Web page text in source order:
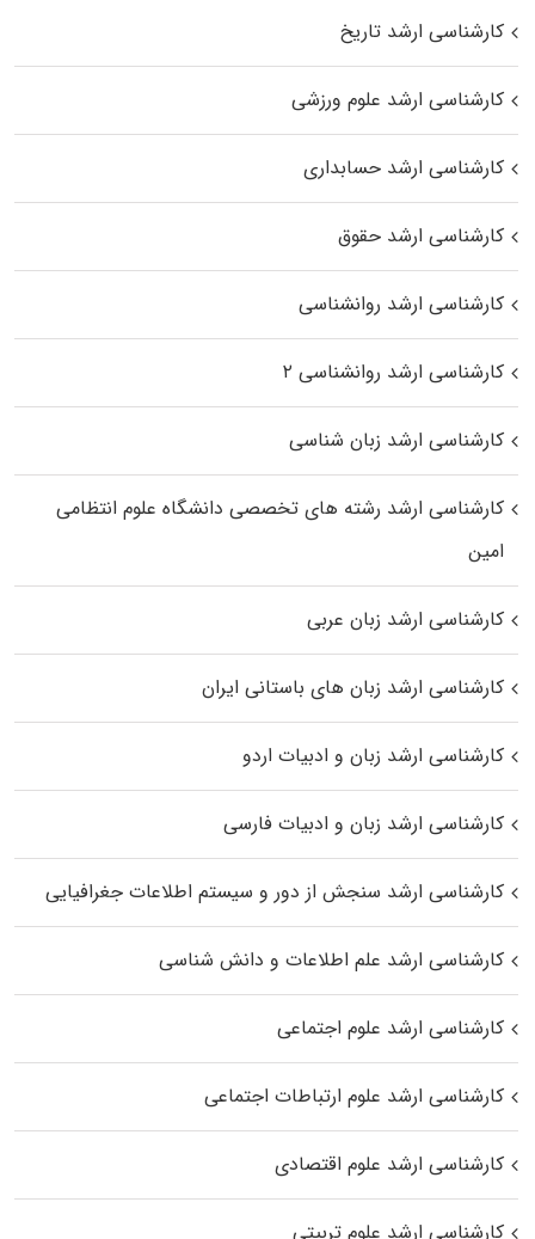
کارشناسی ارشد تاریخ
کارشناسی ارشد علوم ورزشی
کارشناسی ارشد حسابداری
کارشناسی ارشد حقوق
کارشناسی ارشد روانشناسی
کارشناسی ارشد روانشناسی ۲
کارشناسی ارشد زبان شناسی
کارشناسی ارشد رﺷﺘﻪ ﻫﺎی تخصصی داﻧﺸﮕﺎه ﻋﻠﻮم انتظامی
اﻣﻴﻦ
کارشناسی ارشد زبان عربی
کارشناسی ارشد زبان‌ های باستانی ایران
کارشناسی ارشد زبان و ادبیات اردو
کارشناسی ارشد زبان و ادبیات فارسی
کارشناسی ارشد سنجش از دور و سیستم اطلاعات جغرافیایی
کارشناسی ارشد علم اطلاعات و دانش شناسی
کارشناسی ارشد علوم اجتماعی
کارشناسی ارشد علوم ارتباطات اجتماعی
کارشناسی ارشد علوم اقتصادی
کارشناسی ارشد علوم تربیتی